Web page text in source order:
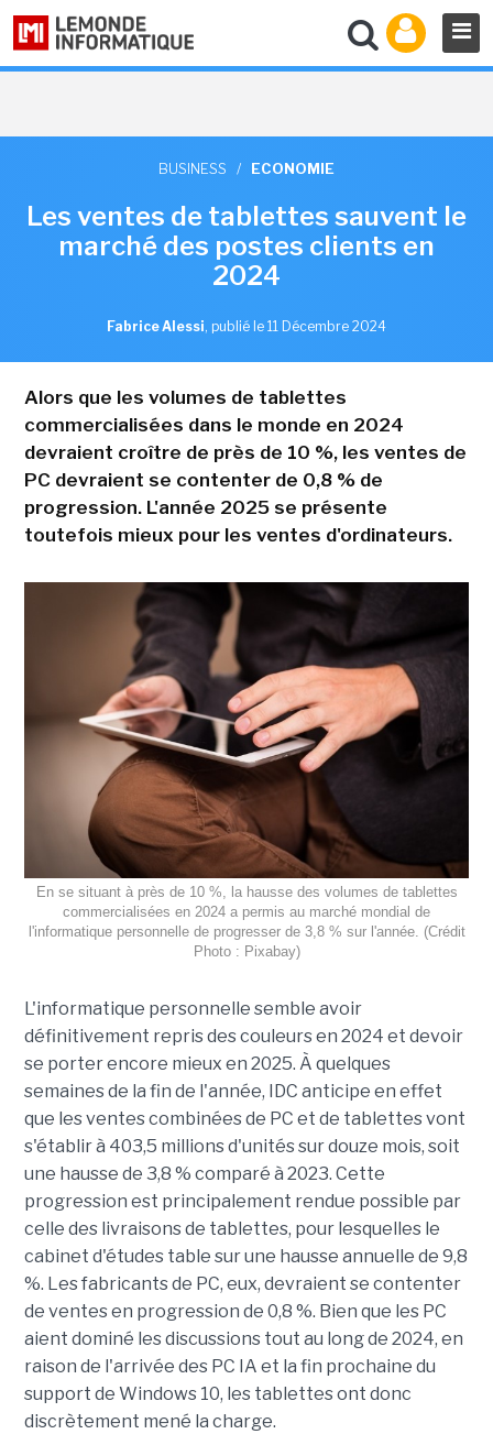
BUSINESS / ECONOMIE
Les ventes de tablettes sauvent le
marché des postes clients en
2024
Fabrice Alessi, publié le 11 Décembre 2024
Alors que les volumes de tablettes
commercialisées dans le monde en 2024
devraient croître de près de 10 %, les ventes de
PC devraient se contenter de 0,8 % de
progression. L'année 2025 se présente
toutefois mieux pour les ventes d'ordinateurs.
En se situant à près de 10 %, la hausse des volumes de tablettes
commercialisées en 2024 a permis au marché mondial de
l'informatique personnelle de progresser de 3,8 % sur l'année. (Crédit
Photo : Pixabay)
L'informatique personnelle semble avoir
définitivement repris des couleurs en 2024 et devoir
se porter encore mieux en 2025. À quelques
semaines de la fin de l'année, IDC anticipe en effet
que les ventes combinées de PC et de tablettes vont
s'établir à 403,5 millions d'unités sur douze mois, soit
une hausse de 3,8 % comparé à 2023. Cette
progression est principalement rendue possible par
celle des livraisons de tablettes, pour lesquelles le
cabinet d'études table sur une hausse annuelle de 9,8
%. Les fabricants de PC, eux, devraient se contenter
de ventes en progression de 0,8 %. Bien que les PC
aient dominé les discussions tout au long de 2024, en
raison de l'arrivée des PC IA et la fin prochaine du
support de Windows 10, les tablettes ont donc
discrètement mené la charge.